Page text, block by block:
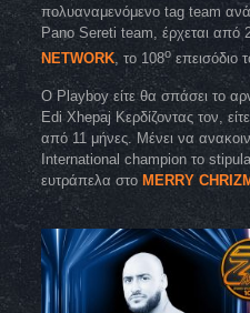
πολυαναμενόμενο tag team
Pano Sereti team, έρχεται από
NETWORK, το 108οεπεισόδιο
O Playboy είτε θα σπάσει το
Edi Xhepaj Κερδίζοντας τον,
από 11 μήνες. Μένει να
International champion το
ευτράπελα στο MERRY